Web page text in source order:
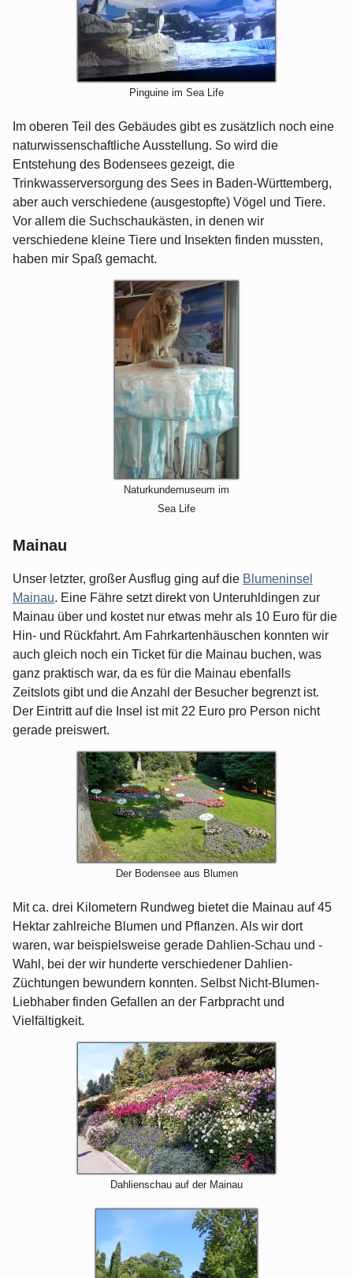
Pinguine im Sea Life
Im oberen Teil des Gebäudes gibt es zusätzlich noch eine
naturwissenschaftliche Ausstellung. So wird die
Entstehung des Bodensees gezeigt, die
Trinkwasserversorgung des Sees in Baden-Württemberg,
aber auch verschiedene (ausgestopfte) Vögel und Tiere.
Vor allem die Suchschaukästen, in denen wir
verschiedene kleine Tiere und Insekten finden mussten,
haben mir Spaß gemacht.
Naturkundemuseum im
Sea Life
Mainau
Unser letzter, großer Ausflug ging auf die Blumeninsel
Mainau. Eine Fähre setzt direkt von Unteruhldingen zur
Mainau über und kostet nur etwas mehr als 10 Euro für die
Hin- und Rückfahrt. Am Fahrkartenhäuschen konnten wir
auch gleich noch ein Ticket für die Mainau buchen, was
ganz praktisch war, da es für die Mainau ebenfalls
Zeitslots gibt und die Anzahl der Besucher begrenzt ist.
Der Eintritt auf die Insel ist mit 22 Euro pro Person nicht
gerade preiswert.
Der Bodensee aus Blumen
Mit ca. drei Kilometern Rundweg bietet die Mainau auf 45
Hektar zahlreiche Blumen und Pflanzen. Als wir dort
waren, war beispielsweise gerade Dahlien-Schau und -
Wahl, bei der wir hunderte verschiedener Dahlien-
Züchtungen bewundern konnten. Selbst Nicht-Blumen-
Liebhaber finden Gefallen an der Farbpracht und
Vielfältigkeit.
Dahlienschau auf der Mainau